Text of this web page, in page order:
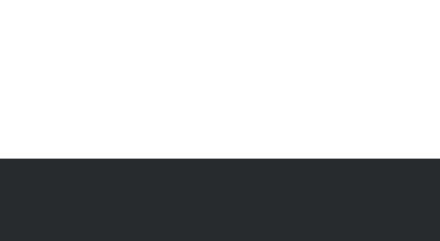
INTERACTIVE OÙ